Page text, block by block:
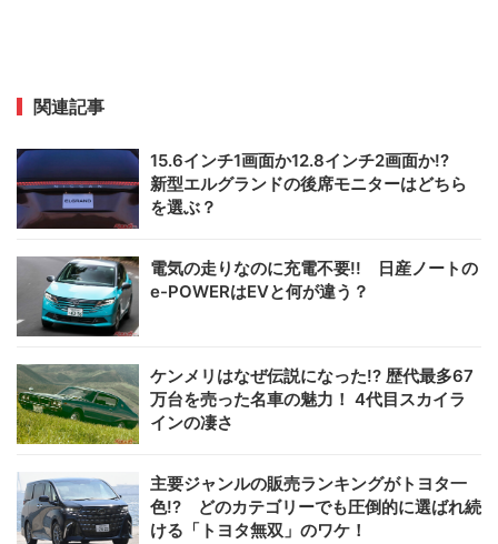
関連記事
15.6インチ1画面か12.8インチ2画面か!?
新型エルグランドの後席モニターはどちら
を選ぶ？
電気の走りなのに充電不要!! 日産ノートの
e-POWERはEVと何が違う？
ケンメリはなぜ伝説になった!? 歴代最多67
万台を売った名車の魅力！ 4代目スカイラ
インの凄さ
主要ジャンルの販売ランキングがトヨタ一
色!? どのカテゴリーでも圧倒的に選ばれ続
ける「トヨタ無双」のワケ！